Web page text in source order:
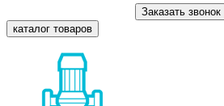
Заказать звонок
каталог товаров